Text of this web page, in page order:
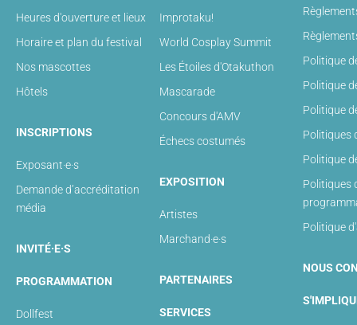
Heures d'ouverture et lieux
Horaire et plan du festival
Nos mascottes
Hôtels
INSCRIPTIONS
Exposant·e·s
Demande d’accréditation
média
INVITÉ·E·S
PROGRAMMATION
Dollfest
Improtaku!
World Cosplay Summit
Les Étoiles d'Otakuthon
Mascarade
Concours d'AMV
Échecs costumés
EXPOSITION
Artistes
Marchand·e·s
PARTENAIRES
SERVICES
Politique
Politique
Politique
Politiques
Politique
Politiques
Politique
NOUS